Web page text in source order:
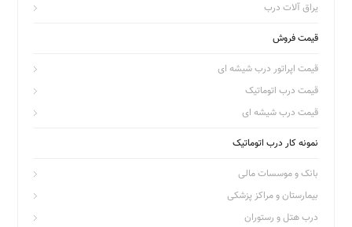
یراق آلات درب
قیمت فروش
قیمت اپراتور درب شیشه ای
قیمت درب اتوماتیک
قیمت درب شیشه ای
نمونه کار درب اتوماتیک
بانک و موسسات مالی
بیمارستان و مراکز پزشکی
درب هتل و رستوران